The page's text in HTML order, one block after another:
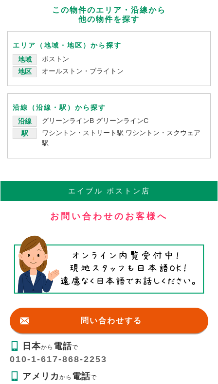
この物件のエリア・沿線から
他の物件を探す
エリア（地域・地区）から探す
地域
ボストン
地区
オールストン・ブライトン
沿線（沿線・駅）から探す
沿線
グリーンラインB グリーンラインC
駅
ワシントン・ストリート駅 ワシントン・スクウェア
駅
エイブル ボストン店
お問い合わせのお客様へ
問い合わせする
日本から 電話で
010-1-617-868-2253
アメリカから 電話で